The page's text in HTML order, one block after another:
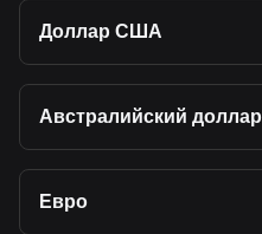
Доллар США
Австралийский доллар
Евро